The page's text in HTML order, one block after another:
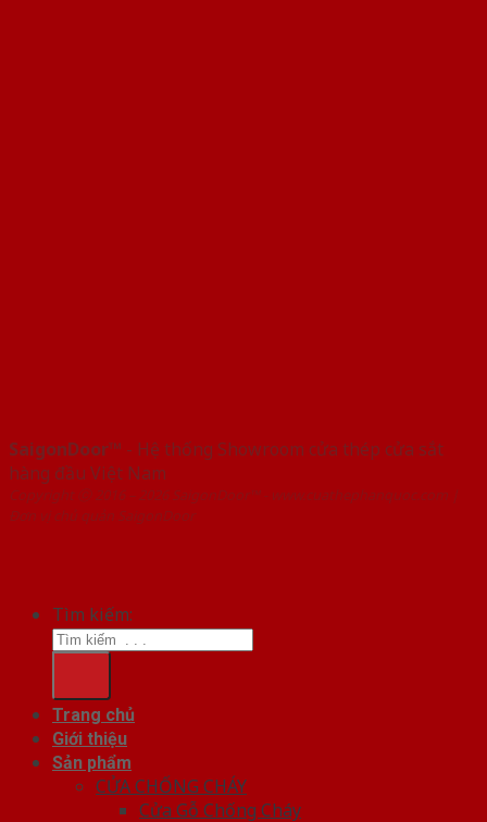
SaigonDoor™ - Hệ thống Showroom cửa thép cửa sắt
hàng đầu Việt Nam
Copyright ⓒ 2016 – 2026 SaigonDoor™ - www.cuathephanquoc.com |
Đơn vị chủ quản SaigonDoor
Tìm kiếm:
Trang chủ
Giới thiệu
Sản phẩm
CỬA CHỐNG CHÁY
Cửa Gỗ Chống Cháy